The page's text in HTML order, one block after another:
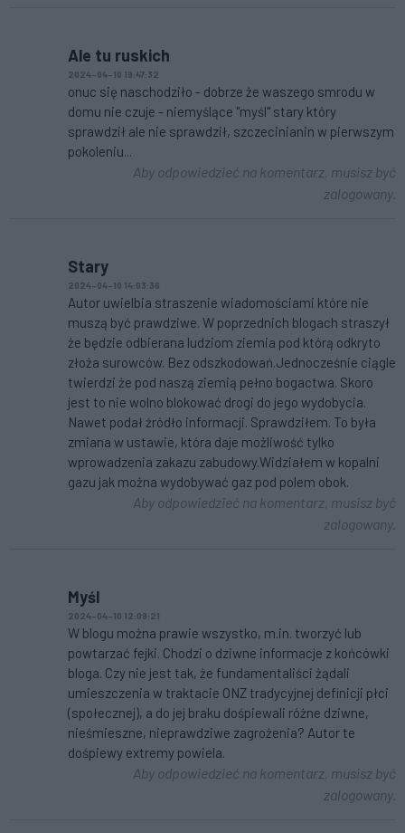
Ale tu ruskich
2024-04-10 19:47:32
onuc się naschodziło - dobrze że waszego smrodu w
domu nie czuje - niemyślące "myśl" stary który
sprawdził ale nie sprawdził, szczecinianin w pierwszym
pokoleniu...
Aby odpowiedzieć na komentarz, musisz być
zalogowany.
Stary
2024-04-10 14:03:36
Autor uwielbia straszenie wiadomościami które nie
muszą być prawdziwe. W poprzednich blogach straszył
że będzie odbierana ludziom ziemia pod którą odkryto
złoża surowców. Bez odszkodowań.Jednocześnie ciągle
twierdzi że pod naszą ziemią pełno bogactwa. Skoro
jest to nie wolno blokować drogi do jego wydobycia.
Nawet podał źródło informacji. Sprawdziłem. To była
zmiana w ustawie, która daje możliwość tylko
wprowadzenia zakazu zabudowy.Widziałem w kopalni
gazu jak można wydobywać gaz pod polem obok.
Aby odpowiedzieć na komentarz, musisz być
zalogowany.
Myśl
2024-04-10 12:09:21
W blogu można prawie wszystko, m.in. tworzyć lub
powtarzać fejki. Chodzi o dziwne informacje z końcówki
bloga. Czy nie jest tak, że fundamentaliści żądali
umieszczenia w traktacie ONZ tradycyjnej definicji płci
(społecznej), a do jej braku dośpiewali różne dziwne,
nieśmieszne, nieprawdziwe zagrożenia? Autor te
dośpiewy extremy powiela.
Aby odpowiedzieć na komentarz, musisz być
zalogowany.